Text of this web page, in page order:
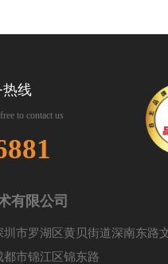
热线
to contact us
有限公司
市罗湖区黄贝街道深南东路
都市锦江区锦东路